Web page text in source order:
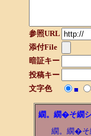
参照URL
添付File
暗証キー
投稿キー
文字色
■
繝。繝�そ繝
繝。繝�そ